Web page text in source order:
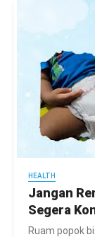
HEALTH
Jangan
Segera
Ruam popok